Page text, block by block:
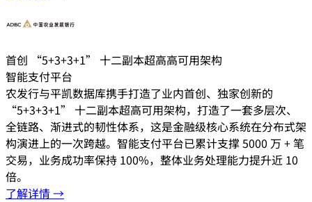
首创 “5+3+3+1” 十二副本超高高可用架构
智能支付平台
农发行与平凯数据库携手打造了业内首创、独家创新的
“5+3+3+1” 十二副本超高可用架构，打造了一套多层次、
全链路、渐进式的韧性体系，这是金融级核心系统在分布式架
构演进上的一次跨越。智能支付平台已累计支撑 5000 万 + 笔
交易，业务成功率保持 100%，整体业务处理能力提升近 10
倍。
了解详情 →